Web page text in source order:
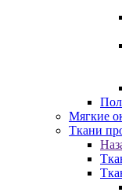
Мягкие
Ткани